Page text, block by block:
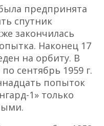
предпринята
спутник
закончилась
Наконец 17
на орбиту. В
сентябрь 1959 г.
попыток
1» только